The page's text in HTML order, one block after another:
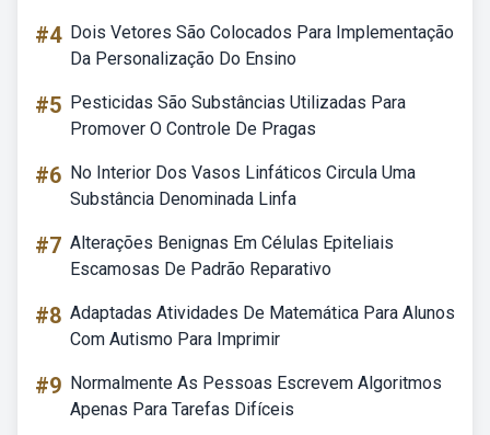
#4 Dois Vetores São Colocados Para Implementação
Da Personalização Do Ensino
#5 Pesticidas São Substâncias Utilizadas Para
Promover O Controle De Pragas
#6 No Interior Dos Vasos Linfáticos Circula Uma
Substância Denominada Linfa
#7 Alterações Benignas Em Células Epiteliais
Escamosas De Padrão Reparativo
#8 Adaptadas Atividades De Matemática Para Alunos
Com Autismo Para Imprimir
#9 Normalmente As Pessoas Escrevem Algoritmos
Apenas Para Tarefas Difíceis